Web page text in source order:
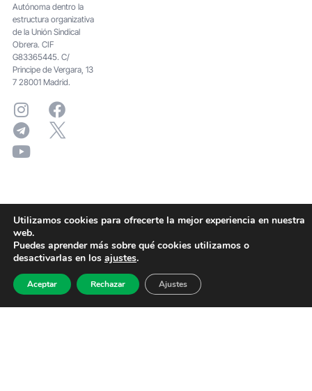
Autónoma dentro la
estructura organizativa
de la Unión Sindical
Obrera. CIF
G83365445. C/
Principe de Vergara, 13
7 28001 Madrid.
Utilizamos cookies para ofrecerte la mejor experiencia en nuestra
web.
Puedes aprender más sobre qué cookies utilizamos o
desactivarlas en los ajustes.
Aceptar Rechazar Ajustes